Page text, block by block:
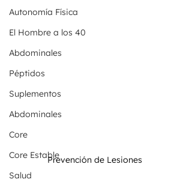
Autonomía Física
El Hombre a los 40
Abdominales
Péptidos
Suplementos
Abdominales
Core
Core Estable
Salud
Prevención de Lesiones